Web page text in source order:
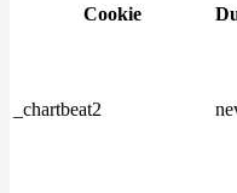
Cookie
_chartbeat2